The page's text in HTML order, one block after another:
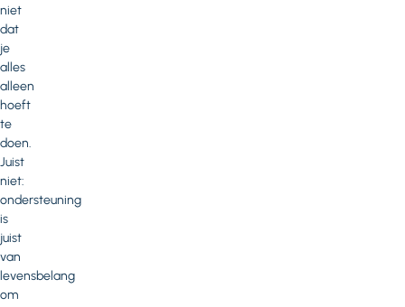
niet
dat
je
alles
alleen
hoeft
te
doen.
Juist
niet:
ondersteuning
is
juist
van
levensbelang
om